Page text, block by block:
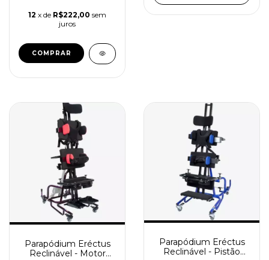
12 x de R$222,00 sem
juros
COMPRAR
Parapódium Eréctus
Reclinável - Motor
Parapódium Eréctus
Reclinável - Pistão